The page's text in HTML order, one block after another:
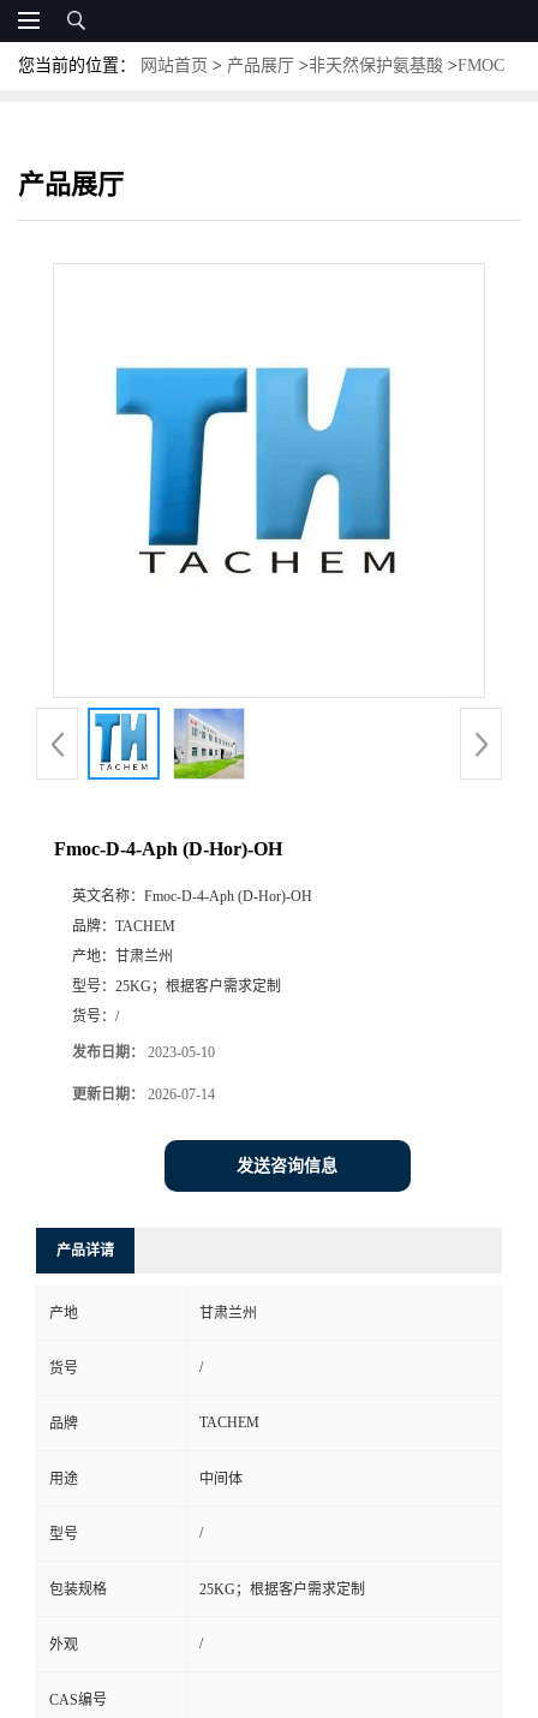
您当前的位置： 网站首页 > 产品展厅 >非天然保护氨基酸 >FMOC
产品展厅
Fmoc-D-4-Aph (D-Hor)-OH
英文名称： Fmoc-D-4-Aph (D-Hor)-OH
品牌： TACHEM
产地： 甘肃兰州
型号： 25KG；根据客户需求定制
货号： /
发布日期： 2023-05-10
更新日期： 2026-07-14
发送咨询信息
产品详请
产地 甘肃兰州
货号 /
品牌 TACHEM
用途 中间体
型号 /
包装规格 25KG；根据客户需求定制
外观 /
CAS编号